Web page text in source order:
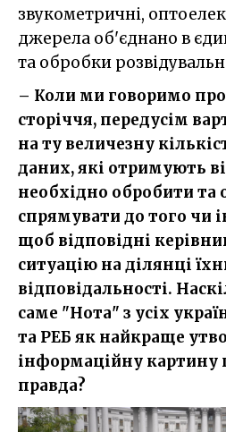
звукометричні,
джерела об'єднано в
та обробки
– Коли ми говоримо
сторіччя, передусім
на ту величезну
даних, які отримують
необхідно обробити та
спрямувати до того чи
щоб відповідні
ситуацію на ділянці
відповідальності.
саме "Нота" з усіх
та РЕБ як найкраще
інформаційну картину
правда?